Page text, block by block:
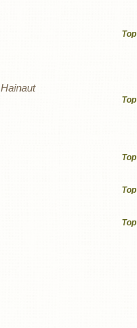
Top
Hainaut
Top
Top
Top
Top